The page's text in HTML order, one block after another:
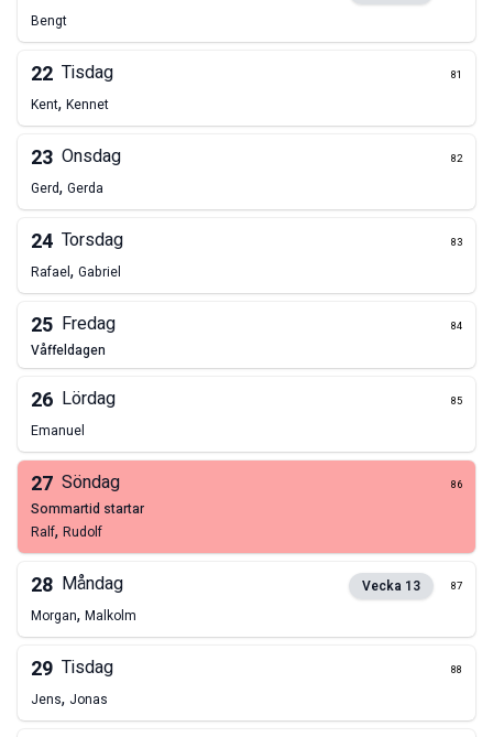
Bengt
22 Tisdag 81
Kent, Kennet
23 Onsdag 82
Gerd, Gerda
24 Torsdag 83
Rafael, Gabriel
25 Fredag 84
våffeldagen
26 Lördag 85
Emanuel
27 Söndag 86
sommartid startar
Ralf, Rudolf
28 Måndag Vecka 13 87
Morgan, Malkolm
29 Tisdag 88
Jens, Jonas